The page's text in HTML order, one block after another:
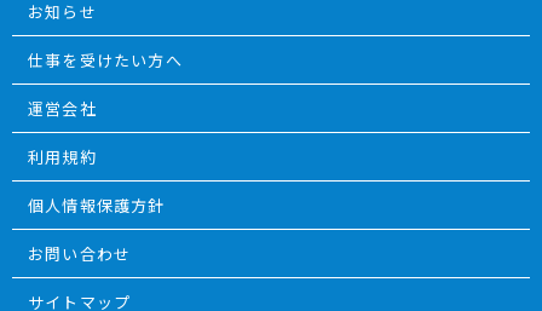
お知らせ
仕事を受けたい方へ
運営会社
利用規約
個人情報保護方針
お問い合わせ
サイトマップ